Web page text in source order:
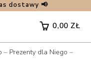
dostawy 📢
0,00 ZŁ
– Prezenty dla Niego –